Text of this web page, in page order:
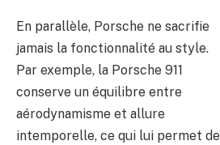
En parallèle, Porsche ne sacrifie
jamais la fonctionnalité au style.
Par exemple, la Porsche 911
conserve un équilibre entre
aérodynamisme et allure
intemporelle, ce qui lui permet de